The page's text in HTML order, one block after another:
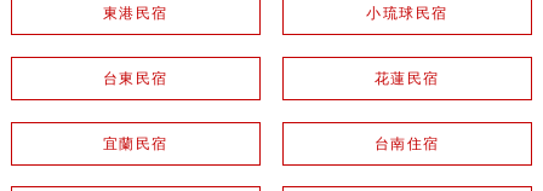
東港民宿 小琉球民宿
台東民宿 花蓮民宿
宜蘭民宿 台南住宿